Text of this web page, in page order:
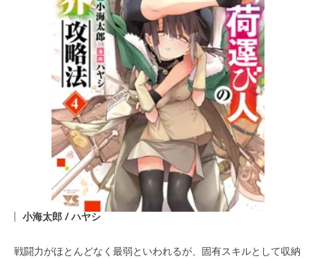
小海太郎 / ハヤシ
戦闘力がほとんどなく最弱といわれるが、固有スキルとして収納